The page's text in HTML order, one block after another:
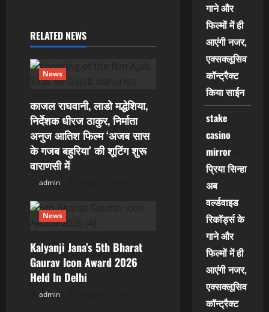
i
g
a
t
i
o
n
RELATED NEWS
News
काजल राघवानी, लाडो मद्धेशिया,
निर्देशक धीरज ठाकुर, निर्माता
अनुज आतिश फिल्म ‘अजब सास
के गजब बहुरिया’ की शूटिंग शुरू
वाराणसी में
admin
News
Kalyanji Jana’s 5th Bharat
Gaurav Icon Award 2026
Held In Delhi
admin
गाने और
फिल्मों में ही
आएंगी नजर,
एक्सक्लूसिव
कॉन्ट्रैक्ट
किया साईन
stake
casino
mirroron
प्रिया सिन्हा
अब
वर्ल्डवाइड
रिकॉर्ड्स के
गाने और
फिल्मों में ही
आएंगी नजर,
एक्सक्लूसिव
कॉन्ट्रैक्ट